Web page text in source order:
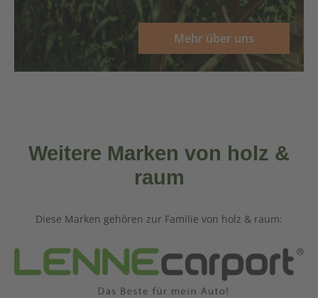
Mehr über uns
Weitere Marken von holz &
raum
Diese Marken gehören zur Familie von holz & raum: